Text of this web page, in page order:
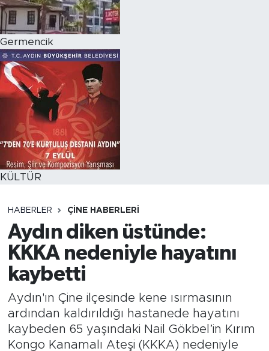
Germencik
KÜLTÜR
HABERLER ÇINE HABERLERI
Aydın diken üstünde:
KKKA nedeniyle hayatını
kaybetti
Aydın'ın Çine ilçesinde kene ısırmasının
ardından kaldırıldığı hastanede hayatını
kaybeden 65 yaşındaki Nail Gökbel’in Kırım
Kongo Kanamalı Ateşi (KKKA) nedeniyle